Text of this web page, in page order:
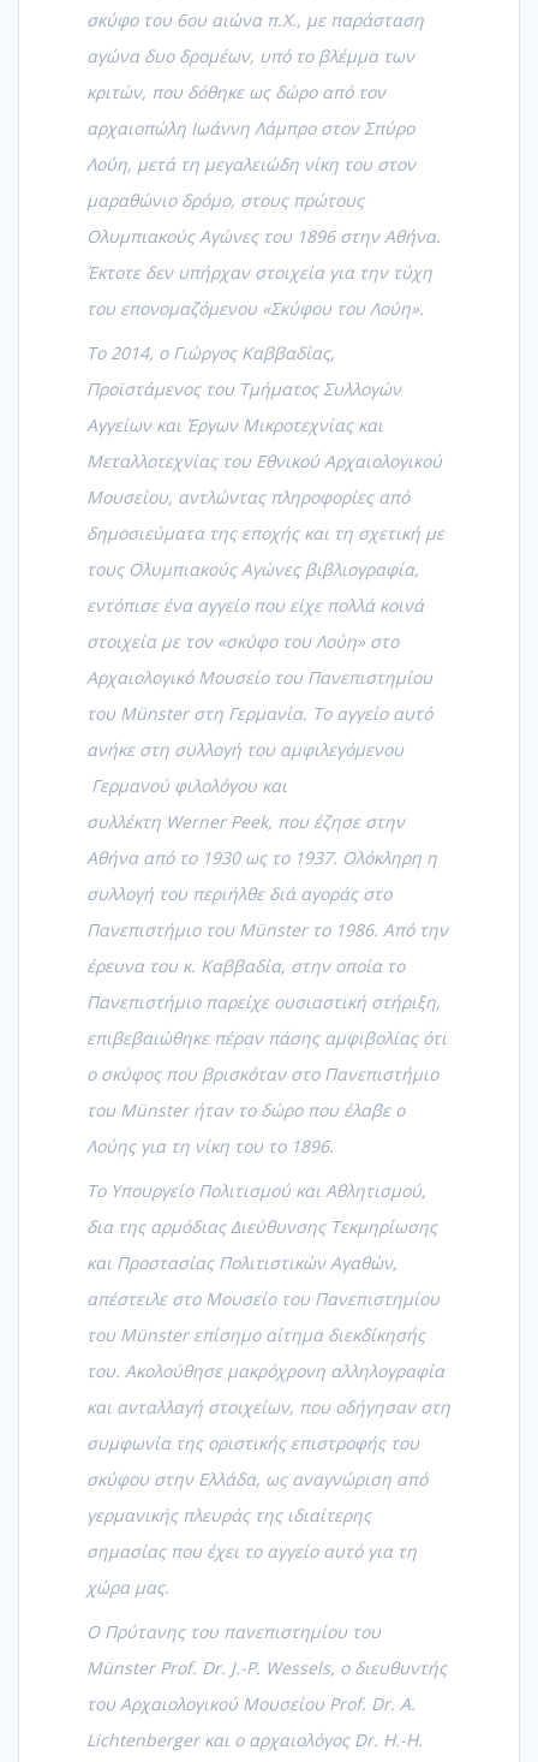
σκύφο του 6ου αιώνα π.Χ., με παράσταση
αγώνα δυο δρομέων, υπό το βλέμμα των
κριτών, που δόθηκε ως δώρο από τον
αρχαιοπώλη Ιωάννη Λάμπρο στον Σπύρο
Λούη, μετά τη μεγαλειώδη νίκη του στον
μαραθώνιο δρόμο, στους πρώτους
Ολυμπιακούς Αγώνες του 1896 στην Αθήνα.
Έκτοτε δεν υπήρχαν στοιχεία για την τύχη
του επονομαζόμενου «Σκύφου του Λούη».
Το 2014, ο Γιώργος Καββαδίας,
Προϊστάμενος του Τμήματος Συλλογών
Αγγείων και Έργων Μικροτεχνίας και
Μεταλλοτεχνίας του Εθνικού Αρχαιολογικού
Μουσείου, αντλώντας πληροφορίες από
δημοσιεύματα της εποχής και τη σχετική με
τους Ολυμπιακούς Αγώνες βιβλιογραφία,
εντόπισε ένα αγγείο που είχε πολλά κοινά
στοιχεία με τον «σκύφο του Λούη» στο
Αρχαιολογικό Μουσείο του Πανεπιστημίου
του Münster στη Γερμανία. Το αγγείο αυτό
ανήκε στη συλλογή του αμφιλεγόμενου
Γερμανού φιλολόγου και
συλλέκτη Werner Peek, που έζησε στην
Αθήνα από το 1930 ως το 1937. Ολόκληρη η
συλλογή του περιήλθε διά αγοράς στο
Πανεπιστήμιο του Münster το 1986. Από την
έρευνα του κ. Καββαδία, στην οποία το
Πανεπιστήμιο παρείχε ουσιαστική στήριξη,
επιβεβαιώθηκε πέραν πάσης αμφιβολίας ότι
ο σκύφος που βρισκόταν στο Πανεπιστήμιο
του Münster ήταν το δώρο που έλαβε ο
Λούης για τη νίκη του το 1896.
Το Υπουργείο Πολιτισμού και Αθλητισμού,
δια της αρμόδιας Διεύθυνσης Τεκμηρίωσης
και Προστασίας Πολιτιστικών Αγαθών,
απέστειλε στο Μουσείο του Πανεπιστημίου
του Münster επίσημο αίτημα διεκδίκησής
του. Ακολούθησε μακρόχρονη αλληλογραφία
και ανταλλαγή στοιχείων, που οδήγησαν στη
συμφωνία της οριστικής επιστροφής του
σκύφου στην Ελλάδα, ως αναγνώριση από
γερμανικής πλευράς της ιδιαίτερης
σημασίας που έχει το αγγείο αυτό για τη
χώρα μας.
Ο Πρύτανης του πανεπιστημίου του
Münster Prof. Dr. J.-P. Wessels, ο διευθυντής
του Αρχαιολογικού Μουσείου Prof. Dr. A.
Lichtenberger και ο αρχαιολόγος Dr. H.-H.